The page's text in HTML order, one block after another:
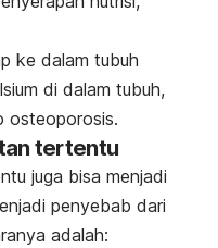
ke dalam tubuh
di dalam tubuh,
osteoporosis.
tertentu
juga bisa menjadi
penyebab dari
adalah: